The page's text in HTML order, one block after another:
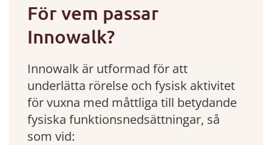
För vem passar
Innowalk?
Innowalk är utformad för att
underlätta rörelse och fysisk aktivitet
för vuxna med måttliga till betydande
fysiska funktionsnedsättningar, så
som vid: